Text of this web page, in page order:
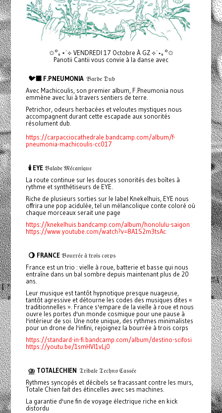
✩°｡⋆˙⟡ VENDREDI 17 Octobre À GZ ⟡˙⋆｡°✩
Panotii Cantii vous convie à la danse avec
🐦‍⬛ F.PNEUMONIA𝔅𝔞𝔯𝔡𝔢 𝔇𝔲𝔟
Avec Machicoulis, son premier album, F.Pneumonia nous
emmène avec lui à travers sentiers de terre.
Petrichor, odeurs herbacées et veloutes mystiques nous
accompagnent durant cette escapade aux sonorités
résolument dub.
https://carpacciocathedrale.bandcamp.com/album/f-
pneumonia-machicoulis-cc017
🕯️ EYE𝔅𝔞𝔩𝔞𝔡𝔢 𝔐𝔢́𝔠𝔞𝔫𝔦𝔮𝔲𝔢
La route continue sur les douces sonorités des boîtes à
rythme et synthétiseurs de EYE.
Riche de plusieurs sorties sur le label Knekelhuis, EYE nous
offrira une pop acidulée, tel un mélancolique conte coloré où
chaque morceaux serait une page
https://knekelhuis.bandcamp.com/album/honolulu-saigon
https://www.youtube.com/watch?v=8A1S2m3tsAc
🌖 FRANCE𝔅𝔬𝔲𝔯𝔯𝔢́𝔢 𝔞̀ 𝔱𝔯𝔬𝔦𝔰 𝔠𝔬𝔯𝔭𝔰
France est un trio : vielle à roue, batterie et basse qui nous
entraîne dans un bal sombre depuis maintenant plus de 20
ans.
Leur musique est tantôt hypnotique presque nuageuse,
tantôt agressive et détourne les codes des musiques dites «
traditionnelles ». France s'empare de la vielle à roue et nous
ouvre les portes d'un monde cosmique pour une pause à
l'intérieur de soi. Une note unique, des rythmes minimalistes
pour un drone de l'infini, rejoignez la bourrée à trois corps
https://standard-in-fi.bandcamp.com/album/destino-scifosi
https://youtu.be/1smHVI1vLj0
⛈️ TOTALECHIEN 𝔗𝔯𝔦𝔟𝔞𝔩𝔢 𝔗𝔢𝔠𝔥𝔫𝔬 ℭ𝔞𝔰𝔰𝔢́𝔢
Rythmes syncopés et décibels se fracassant contre les murs,
Totale Chien fait des étincelles avec ses machines.
La garantie d'une fin de voyage électrique riche en kick
distordu